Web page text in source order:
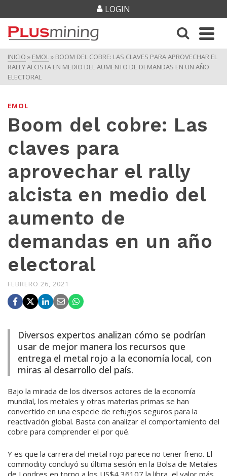
LOGIN
INICIO » EMOL» BOOM DEL COBRE: LAS CLAVES PARA APROVECHAR EL
RALLY ALCISTA EN MEDIO DEL AUMENTO DE DEMANDAS EN UN AÑO
ELECTORAL
EMOL
Boom del cobre: Las
claves para
aprovechar el rally
alcista en medio del
aumento de
demandas en un año
electoral
FEBRERO 26, 2021
Diversos expertos analizan cómo se podrían
usar de mejor manera los recursos que
entrega el metal rojo a la economía local, con
miras al desarrollo del país.
Bajo la mirada de los diversos actores de la economía
mundial, los metales y otras materias primas se han
convertido en una especie de refugios seguros para la
reactivación global. Basta con analizar el comportamiento del
cobre para comprender el por qué.
Y es que la carrera del metal rojo parece no tener freno. El
commodity concluyó su última sesión en la Bolsa de Metales
de Londres en torno a los US$4,36107 la libra, el valor más